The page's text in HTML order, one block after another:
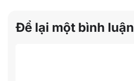
Để lại một bình luận